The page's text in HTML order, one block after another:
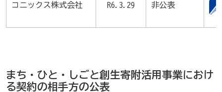
コニックス株式会社 R6.3.29 非公表
まち・ひと・しごと創生寄附活用事業におけ
る契約の相手方の公表